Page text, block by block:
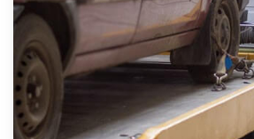
offerte aanvragen? Dat kan via de
uw kenteken in en druk op
Wij kunnen u helpen met de inkoop
eigenlijk alle merken, zoals Alfa
Chevrolet, Citroën, Dacia, Fiat,